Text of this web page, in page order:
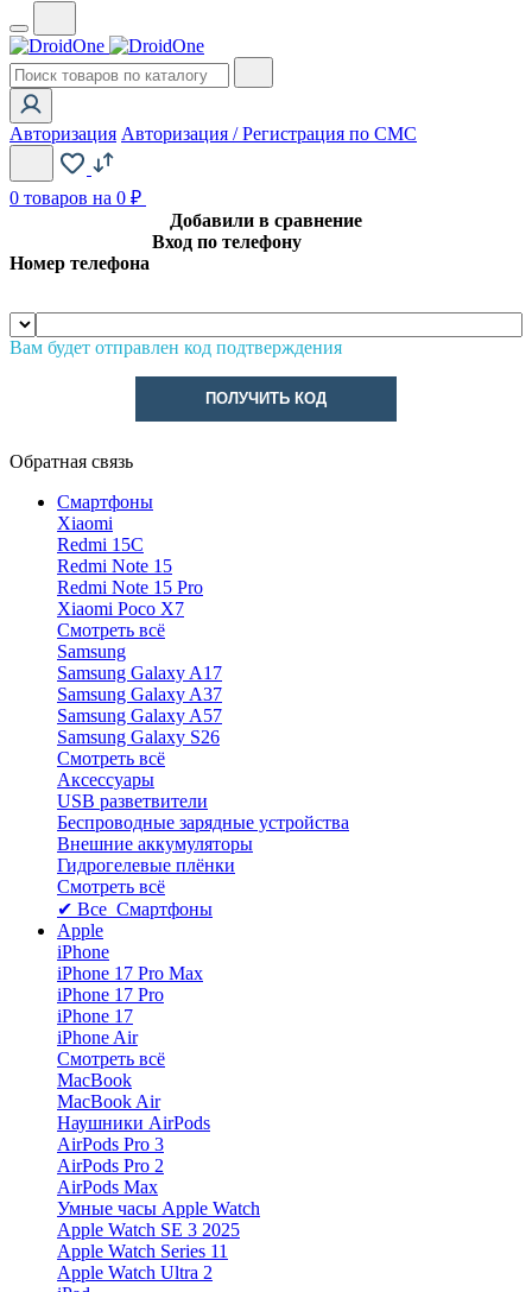
Авторизация Авторизация / Регистрация по СМС
0 товаров на 0 ₽
Добавили в сравнение
Вход по телефону
Номер телефона
Вам будет отправлен код подтверждения
ПОЛУЧИТЬ КОД
Обратная связь
Смартфоны
Xiaomi
Redmi 15C
Redmi Note 15
Redmi Note 15 Pro
Xiaomi Poco X7
Смотреть всё
Samsung
Samsung Galaxy A17
Samsung Galaxy A37
Samsung Galaxy A57
Samsung Galaxy S26
Смотреть всё
Аксессуары
USB разветвители
Беспроводные зарядные устройства
Внешние аккумуляторы
Гидрогелевые плёнки
Смотреть всё
✔ Все Смартфоны
Apple
iPhone
iPhone 17 Pro Max
iPhone 17 Pro
iPhone 17
iPhone Air
Смотреть всё
MacBook
MacBook Air
Наушники AirPods
AirPods Pro 3
AirPods Pro 2
AirPods Max
Умные часы Apple Watch
Apple Watch SE 3 2025
Apple Watch Series 11
Apple Watch Ultra 2